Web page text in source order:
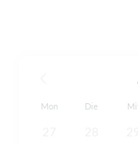
Mon Die